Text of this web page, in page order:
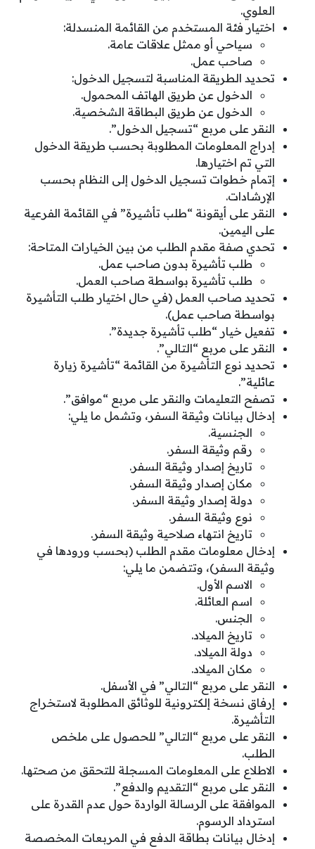
العلوي.
اختيار فئة المستخدم من القائمة المنسدلة:
سياحي أو ممثل علاقات عامة.
صاحب عمل.
تحديد الطريقة المناسبة لتسجيل الدخول:
الدخول عن طريق الهاتف المحمول.
الدخول عن طريق البطاقة الشخصية.
النقر على مربع “تسجيل الدخول”.
إدراج المعلومات المطلوبة بحسب طريقة الدخول
التي تم اختيارها.
إتمام خطوات تسجيل الدخول إلى النظام بحسب
الإرشادات.
النقر على أيقونة “طلب تأشيرة” في القائمة الفرعية
على اليمين.
تحدي صفة مقدم الطلب من بين الخيارات المتاحة:
طلب تأشيرة بدون صاحب عمل.
طلب تأشيرة بواسطة صاحب العمل.
تحديد صاحب العمل (في حال اختيار طلب التأشيرة
بواسطة صاحب عمل).
تفعيل خيار “طلب تأشيرة جديدة”.
النقر على مربع “التالي”.
تحديد نوع التأشيرة من القائمة “تأشيرة زيارة
عائلية”.
تصفح التعليمات والنقر على مربع “موافق”.
إدخال بيانات وثيقة السفر، وتشمل ما يلي:
الجنسية.
رقم وثيقة السفر.
تاريخ إصدار وثيقة السفر.
مكان إصدار وثيقة السفر.
دولة إصدار وثيقة السفر.
نوع وثيقة السفر.
تاريخ انتهاء صلاحية وثيقة السفر.
إدخال معلومات مقدم الطلب (بحسب ورودها في
وثيقة السفر)، وتتضمن ما يلي:
الاسم الأول.
اسم العائلة.
الجنس.
تاريخ الميلاد.
دولة الميلاد.
مكان الميلاد.
النقر على مربع “التالي” في الأسفل.
إرفاق نسخة إلكترونية للوثائق المطلوبة لاستخراج
التأشيرة.
النقر على مربع “التالي” للحصول على ملخص
الطلب.
الاطلاع على المعلومات المسجلة للتحقق من صحتها.
النقر على مربع “التقديم والدفع”.
الموافقة على الرسالة الواردة حول عدم القدرة على
استرداد الرسوم.
إدخال بيانات بطاقة الدفع في المربعات المخصصة